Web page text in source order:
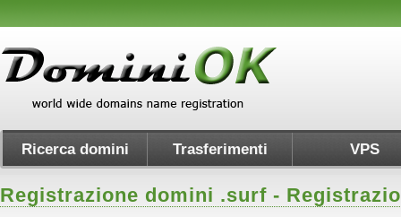
Ricerca domini Trasferimenti VPS
Registrazione domini .surf -